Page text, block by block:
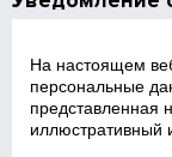
На настоящем
персональные
представленная
иллюстративный